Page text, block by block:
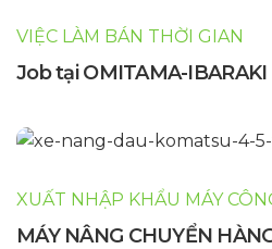
VIỆC LÀM BÁN THỜI GIAN
Job tại OMITAMA-IBARAKI
XUẤT NHẬP KHẨU MÁY
MÁY NÂNG CHUYỂN